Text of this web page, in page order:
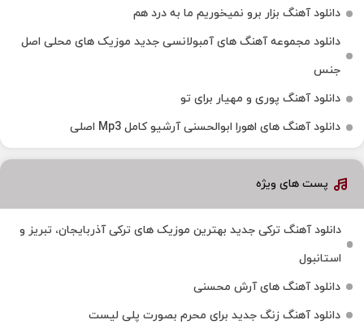
دانلود آهنگ بزار برو نمیخوریم ما به درد هم
دانلود مجموعه آهنگ های آمبولانسی جدید موزیک های محلی اصل
جنس
دانلود آهنگ پوری و مهیار برای تو
دانلود آهنگ های اهورا ابوالحسنی آرشیو کامل Mp3 اصلی
پست های ویژه
دانلود آهنگ ترکی جدید بهترین موزیک‌ های ترکی آذربایجان، تبریز و
استانبول
دانلود آهنگ های آرش محسنی
دانلود آهنگ زنگ جدید برای محرم بصورت پلی لیست